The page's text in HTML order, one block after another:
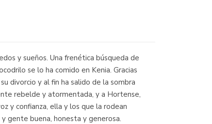
y sueños. Una frenética búsqueda de
se lo ha comido en Kenia. Gracias
divorcio y al fin ha salido de la sombra
rebelde y atormentada, y a Hortense,
y confianza, ella y los que la rodean
gente buena, honesta y generosa.